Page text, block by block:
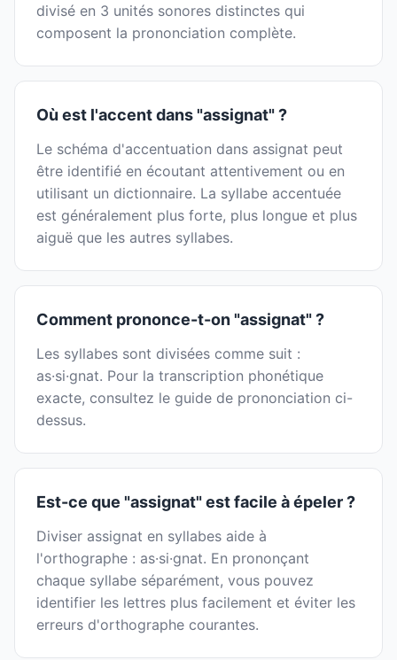
divisé en 3 unités sonores distinctes qui
composent la prononciation complète.
Où est l'accent dans "assignat" ?
Le schéma d'accentuation dans assignat peut
être identifié en écoutant attentivement ou en
utilisant un dictionnaire. La syllabe accentuée
est généralement plus forte, plus longue et plus
aiguë que les autres syllabes.
Comment prononce-t-on "assignat" ?
Les syllabes sont divisées comme suit :
as·si·gnat. Pour la transcription phonétique
exacte, consultez le guide de prononciation ci-
dessus.
Est-ce que "assignat" est facile à épeler ?
Diviser assignat en syllabes aide à
l'orthographe : as·si·gnat. En prononçant
chaque syllabe séparément, vous pouvez
identifier les lettres plus facilement et éviter les
erreurs d'orthographe courantes.